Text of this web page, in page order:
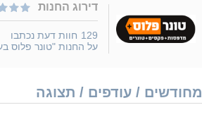
דירוג החנות
129 חוות דעת נכתבו
על החנות "טונר פלוס
מחודשים / עודפים / תצוגה